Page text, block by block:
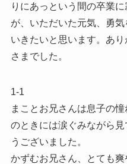
りにあっという間の卒業
が、いただいた元気、勇
いきたいと思います。あ
さまでした。
1-1
まことお兄さんは息子の
のときには涙ぐみながら
うございました。
かずむお兄さん、とても